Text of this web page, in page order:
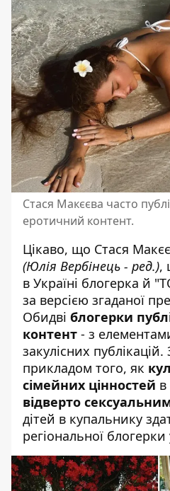
Стася Макєєва часто
еротичний контент.
Цікаво, що Стася
(Юлія Вербінець - ред.),
в Україні блогерка й
за версією згаданої
Обидві блогерки
контент - з
закулісних
прикладом того, як
сімейних цінностей
відверто
дітей в купальнику
регіональної блогерки